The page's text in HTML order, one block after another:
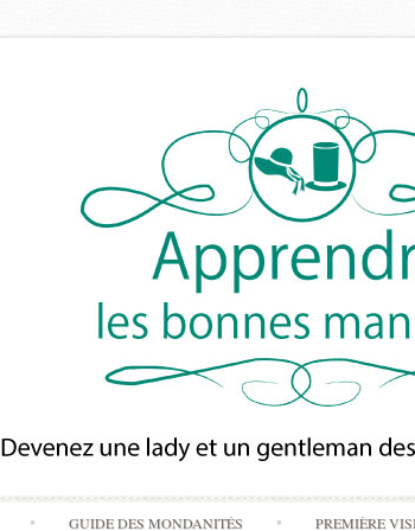
Skip
GUIDE DES MONDANITÉS PREMIÈRE